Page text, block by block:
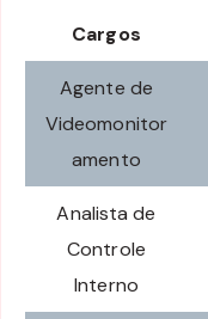
Cargos
Agente de
Videomonitor
amento
Analista de
Controle
Interno